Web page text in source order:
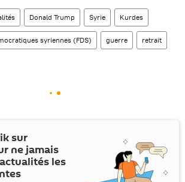
Donald Trump Syrie Kurdes
syriennes (FDS) guerre retrait
sur
ne jamais
les